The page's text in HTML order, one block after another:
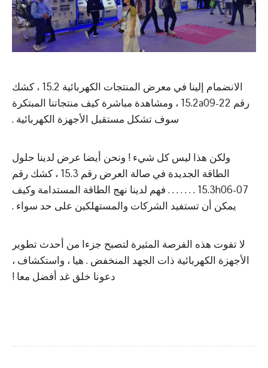
الانضمام إلينا في معرض المنتجات الكهربائية 15.2 ، كشك
رقم 15.2a09-22 ، ومشاهدة مباشرة كيف منتجاتنا المبتكرة
سوف تشكل مستقبل الأجهزة الكهربائية .
ولكن هذا ليس كل شيء ! ونحن أيضا عرض لدينا حلول
الطاقة الجديدة في صالة العرض رقم 15.3 ، كشك رقم
15.3h06-07 . . . . . . . فهم لدينا نهج الطاقة المستدامة وكيف
يمكن أن تستفيد الشركات والمستهلكين على حد سواء .
لا تفوت هذه الفرصة المثيرة لتصبح جزءا من أحدث تطوير
الأجهزة الكهربائية ذات الجهد المنخفض . هيا ، واستكشاف ،
دعونا خلق غد أفضل معا !